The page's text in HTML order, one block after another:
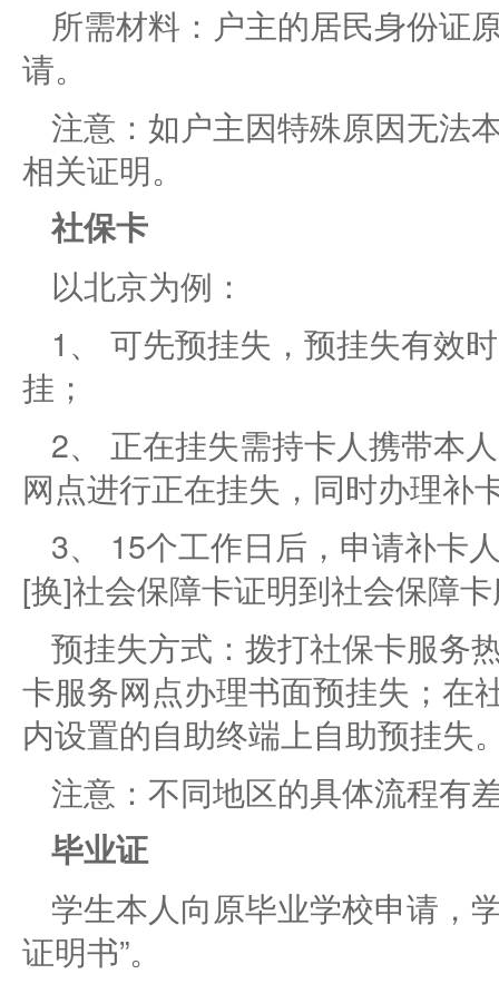
所需材料：户主的居民身份证
请。
注意：如户主因特殊原因无法
相关证明。
社保卡
以北京为例：
1、 可先预挂失，预挂失有效
挂；
2、 正在挂失需持卡人携带本
网点进行正在挂失，同时办理补
3、 15个工作日后，申请补卡
[换]社会保障卡证明到社会保障
预挂失方式：拨打社保卡服务
卡服务网点办理书面预挂失；在
内设置的自助终端上自助预挂失
注意：不同地区的具体流程有
毕业证
学生本人向原毕业学校申请，
证明书”。